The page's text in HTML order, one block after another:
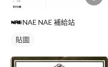
NAE NAE 補給站
貼圖